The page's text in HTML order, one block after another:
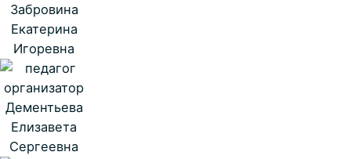
Забровина
Екатерина
Игоревна
Дементьева
Елизавета
Сергеевна